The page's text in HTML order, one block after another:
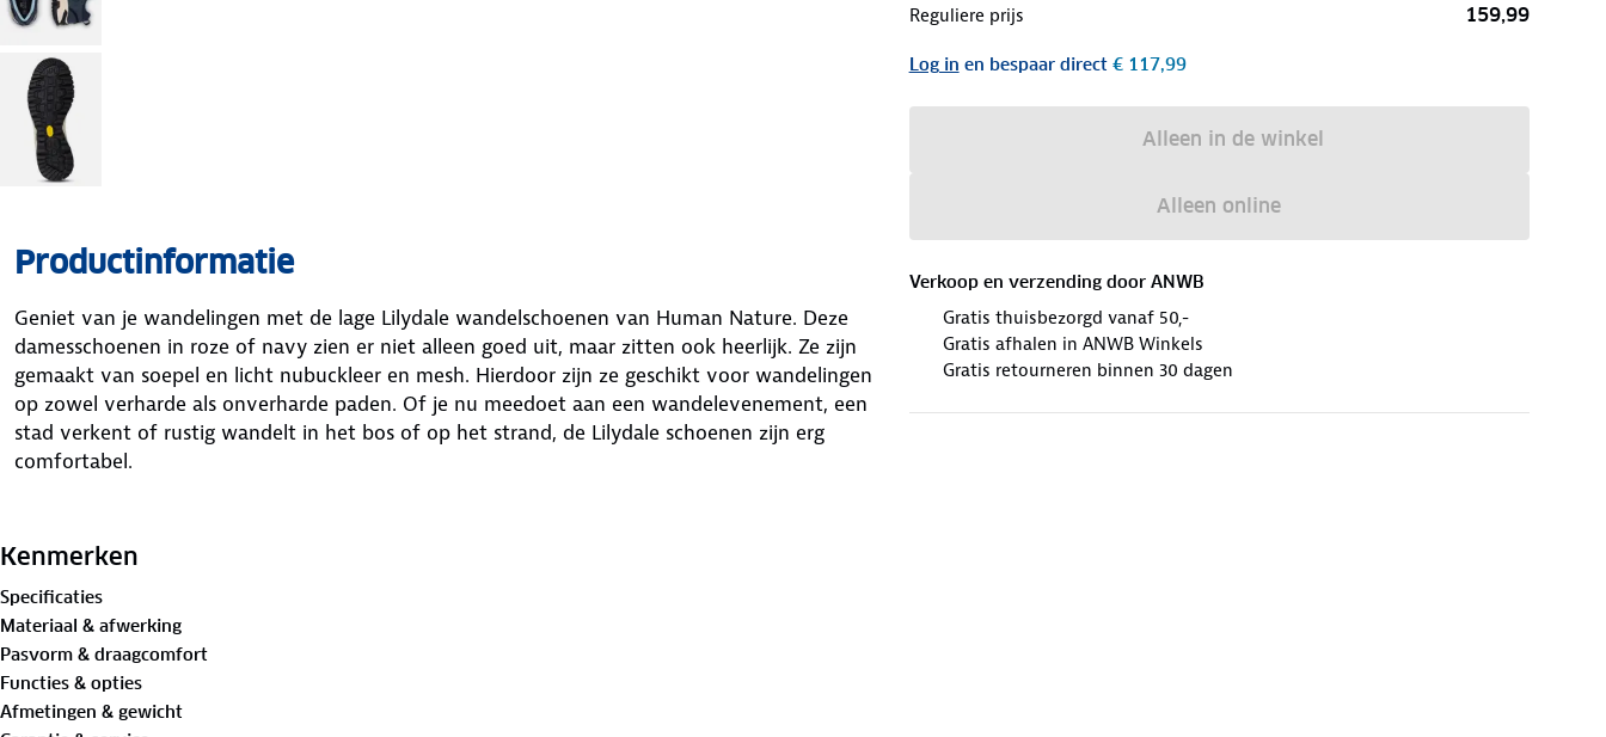
Reguliere prijs 159,99
Log in en bespaar direct€ 117,99
Alleen in de winkel
Alleen online
Verkoop en verzending door ANWB
Gratis thuisbezorgd vanaf 50,-
Gratis afhalen in ANWB Winkels
Gratis retourneren binnen 30 dagen
Productinformatie
Geniet van je wandelingen met de lage Lilydale wandelschoenen van Human Nature. Deze
damesschoenen in roze of navy zien er niet alleen goed uit, maar zitten ook heerlijk. Ze zijn
gemaakt van soepel en licht nubuckleer en mesh. Hierdoor zijn ze geschikt voor wandelingen
op zowel verharde als onverharde paden. Of je nu meedoet aan een wandelevenement, een
stad verkent of rustig wandelt in het bos of op het strand, de Lilydale schoenen zijn erg
comfortabel.
voeten droog. Bij langdurige regen of lopen op nat gras kunnen er toch wat waterdruppels
biedten uitstekende grip en flexibiliteit op verschillende ondergronden.
De ergonomische tussenzool geeft je optimale ondersteuning bij elke stap. De uitneembare
OrthoLite® Hybrid™ inlegzolen, gemaakt van gerecycled materiaal, dragen bij aan een
comfortabele pasvorm en fijne demping. De schoenen zijn voorzien van 100% gerecyclede
Kenmerken
Specificaties
Materiaal & afwerking
Pasvorm & draagcomfort
Functies & opties
Afmetingen & gewicht